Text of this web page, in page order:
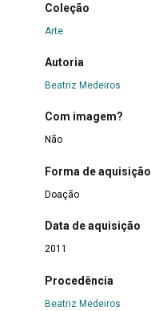
Coleção
Arte
Autoria
Beatriz Medeiros
Com imagem?
Não
Forma de aquisição
Doação
Data de aquisição
2011
Procedência
Beatriz Medeiros